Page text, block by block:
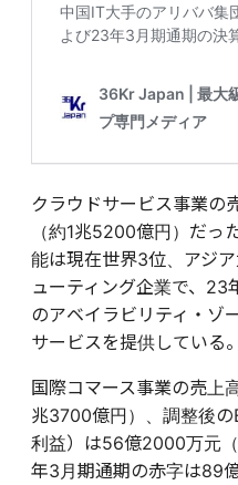
クラウドサービス事業の
（約1兆5200億円）だっ
能は現在世界3位、アジ
ューティング企業で、
のアベイラビリティ・ゾ
サービスを提供している。
国際コマース事業の売上
兆3700億円）、調整後
利益）は56億2000万元
年3月期通期の赤字は89